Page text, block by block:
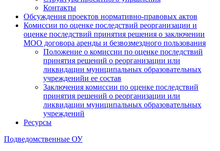
Контакты
Обсуждения проектов нормативно-правовых актов
Комиссии по оценке последствий реорганизации и
оценке последствий принятия решения о заключении
МОО договора аренды и безвозмездного пользования
Положение о комиссии по оценке последствий
принятия решений о реорганизации или
ликвидации муниципальных образовательных
учрежденийи ее состав
Заключения комиссии по оценке последствий
принятия решений о реорганизации или
ликвидации муниципальных образовательных
учреждений
Ресурсы
Подведомственные ОУ